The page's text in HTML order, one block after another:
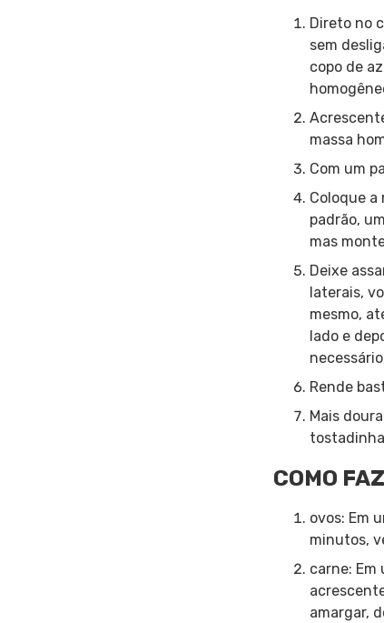
Direto no
sem
copo de
massa
Com um
Coloque a
padrão,
mas
Deixe
laterais,
mesmo,
lado e
Rende
Mais
COMO
ovos: Em
minutos,
carne:
amargar,